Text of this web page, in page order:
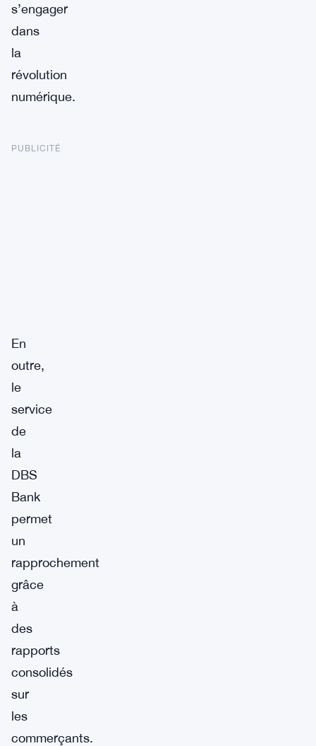
s’engager
dans
la
révolution
numérique.
PUBLICITÉ
En
outre,
le
service
de
la
DBS
Bank
permet
un
rapprochement
grâce
à
des
rapports
consolidés
sur
les
commerçants.